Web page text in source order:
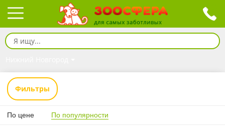
Фильтры
По цене По популярности